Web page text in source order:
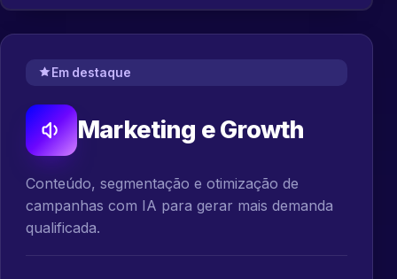
Em destaque
Marketing e Growth
Conteúdo, segmentação e otimização de
campanhas com IA para gerar mais demanda
qualificada.